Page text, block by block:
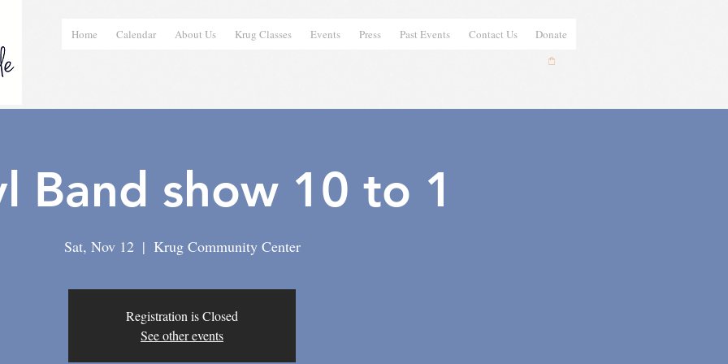
Home Calendar About Us Krug Classes Events Press Past Events Contact Us Donate
Band show 10 to 1
Sat, Nov 12
  |
Krug Community Center
Registration is Closed
See other events